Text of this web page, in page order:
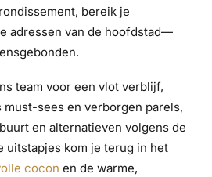
bereik je
adressen van de hoofdstad—
team voor een vlot verblijf,
sees en verborgen parels,
en alternatieven volgens de
uitstapjes kom je terug in het
cocon en de warme,